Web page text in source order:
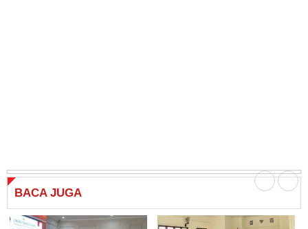
BACA JUGA